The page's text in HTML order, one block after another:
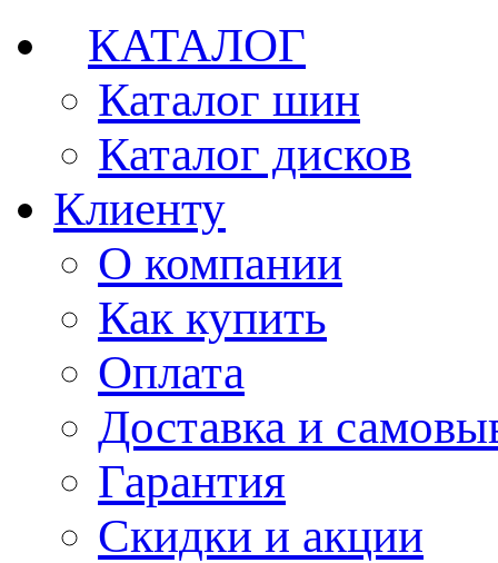
КАТАЛОГ
Каталог шин
Каталог дисков
Клиенту
О компании
Как купить
Оплата
Доставка и
Гарантия
Скидки и акции